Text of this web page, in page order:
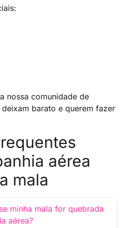
nossa comunidade de
barato e querem fazer
aérea
mala
minha mala for quebrada
aérea?